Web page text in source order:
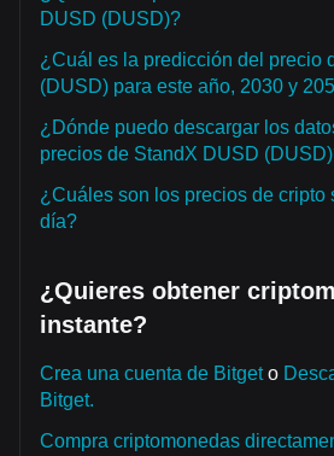
DUSD (DUSD)?
¿Cuál es la predicción del precio
(DUSD) para este año, 2030 y
¿Dónde puedo descargar los
precios de StandX DUSD
¿Cuáles son los precios de cripto
día?
¿Quieres obtener
instante?
Crea una cuenta de Bitgeto
Bitget.
Compra criptomonedas